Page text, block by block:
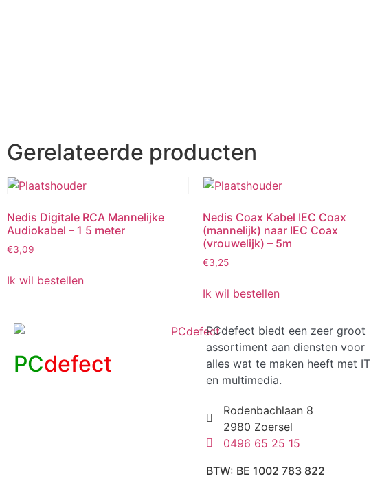
Gerelateerde producten
Nedis Digitale RCA Mannelijke
Audiokabel – 1 5 meter
€3,09
Ik wil bestellen
Nedis Coax Kabel IEC Coax
(mannelijk) naar IEC Coax
(vrouwelijk) – 5m
€3,25
Ik wil bestellen
PCdefect
PCdefect biedt een zeer groot
assortiment aan diensten voor
alles wat te maken heeft met IT
en multimedia.
Rodenbachlaan 8
2980 Zoersel
0496 65 25 15
BTW: BE 1002 783 822